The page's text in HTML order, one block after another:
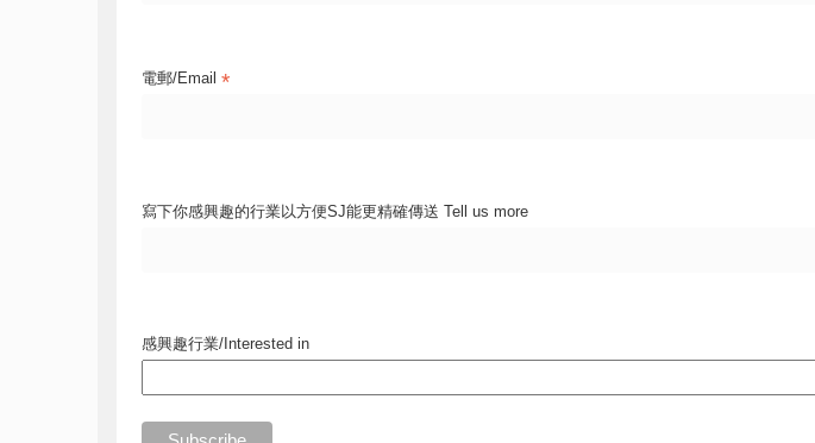
電郵/Email *
寫下你感興趣的行業以方便SJ能更精確傳送 Tell us more
感興趣行業/Interested in